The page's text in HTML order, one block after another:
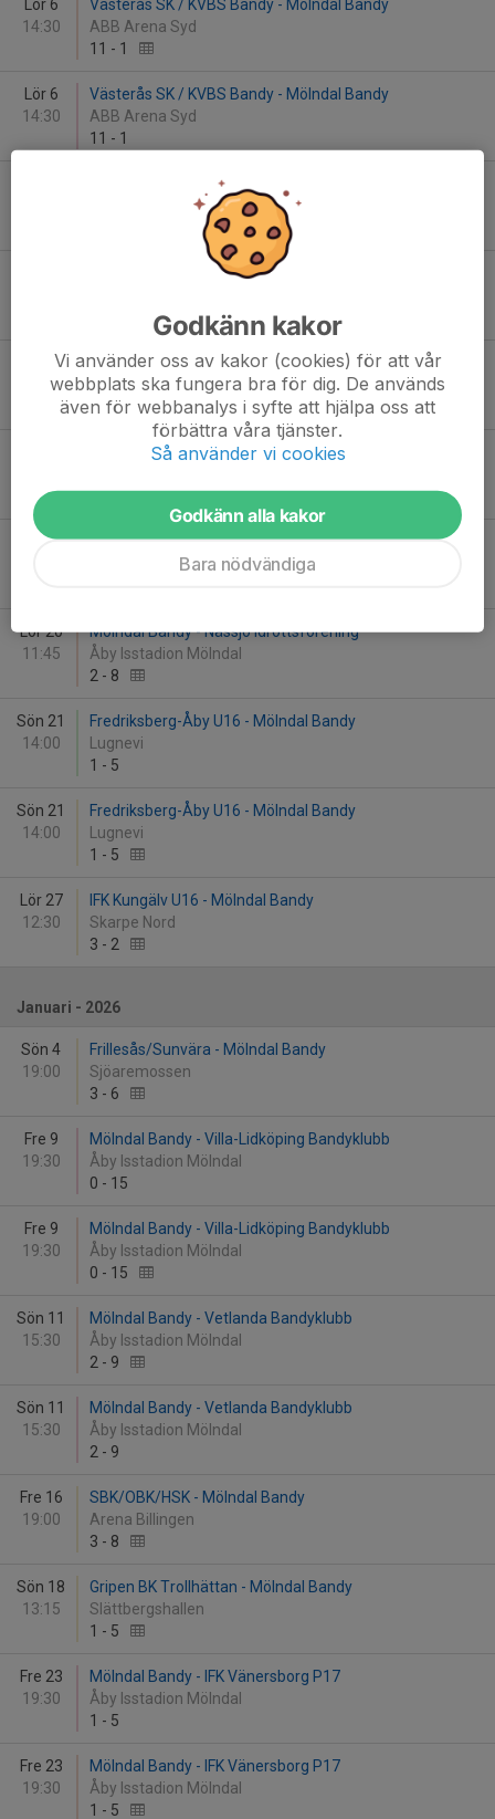
Lör 6
14:30
Västerås SK / KVBS Bandy - Mölndal Bandy
ABB Arena Syd
11 - 1
Lör 6
14:30
Västerås SK / KVBS Bandy - Mölndal Bandy
ABB Arena Syd
11 - 1
Mölndal Bandy - Sandvikens AIK BK
Åby Isstadion Mölndal
Mölndal Bandy - Sandvikens AIK BK
Sön 14
16:00
Villa-Lidköping Bandyklubb Vit - Mölndal Bandy
Sparbanken Lidköping Arena
5 -4
Villa-Lidköping Bandyklubb Vit - Mölndal Bandy
5-4
Lör 20
Mölndal Bandy - Nässjö Idrottsförening
Åby Isstadion Mölndal
Lör 20
11:45
Mölndal Bandy - Nässjö Idrottsförening
Åby Isstadion Mölndal
2 - 8
Sön 21
14:00
Fredriksberg-Åby U16 - Mölndal Bandy
Lugnevi
1 - 5
Sön 21
14:00
Fredriksberg-Åby U16 - Mölndal Bandy
Lugnevi
1 - 5
Lör 27
12:30
IFK Kungälv U16 - Mölndal Bandy
Skarpe Nord
3 - 2
Januari - 2026
Sön 4
19:00
Frillesås/Sunvära - Mölndal Bandy
Sjöaremossen
3 - 6
Fre 9
19:30
Mölndal Bandy - Villa-Lidköping Bandyklubb
Åby Isstadion Mölndal
0 - 15
Fre 9
19:30
Mölndal Bandy - Villa-Lidköping Bandyklubb
Åby Isstadion Mölndal
0 - 15
Sön 11
15:30
Mölndal Bandy - Vetlanda Bandyklubb
Åby Isstadion Mölndal
2 - 9
Sön 11
15:30
Mölndal Bandy - Vetlanda Bandyklubb
Åby Isstadion Mölndal
2 - 9
Fre 16
19:00
SBK/OBK/HSK - Mölndal Bandy
Arena Billingen
3 - 8
Sön 18
13:15
Gripen BK Trollhättan - Mölndal Bandy
Slättbergshallen
1 - 5
Fre 23
19:30
Mölndal Bandy - IFK Vänersborg P17
Åby Isstadion Mölndal
1 - 5
Fre 23
19:30
Mölndal Bandy - IFK Vänersborg P17
Åby Isstadion Mölndal
1 - 5
Godkänn kakor
Vi använder oss av kakor (cookies) för att vår
webbplats ska fungera bra för dig. De används
även för webbanalys i syfte att hjälpa oss att
förbättra våra tjänster.
Så använder vi cookies
Godkänn alla kakor
Bara nödvändiga